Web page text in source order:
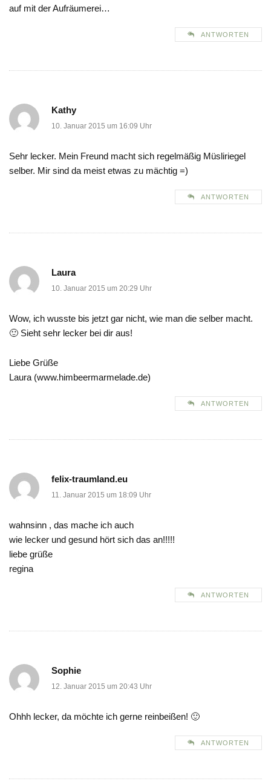
auf mit der Aufräumerei…
ANTWORTEN
Kathy
10. Januar 2015 um 16:09 Uhr
Sehr lecker. Mein Freund macht sich regelmäßig Müsliriegel
selber. Mir sind da meist etwas zu mächtig =)
ANTWORTEN
Laura
10. Januar 2015 um 20:29 Uhr
Wow, ich wusste bis jetzt gar nicht, wie man die selber macht.
🙂 Sieht sehr lecker bei dir aus!
Liebe Grüße
Laura (www.himbeermarmelade.de)
ANTWORTEN
felix-traumland.eu
11. Januar 2015 um 18:09 Uhr
wahnsinn , das mache ich auch
wie lecker und gesund hört sich das an!!!!!
liebe grüße
regina
ANTWORTEN
Sophie
12. Januar 2015 um 20:43 Uhr
Ohhh lecker, da möchte ich gerne reinbeißen! 🙂
ANTWORTEN